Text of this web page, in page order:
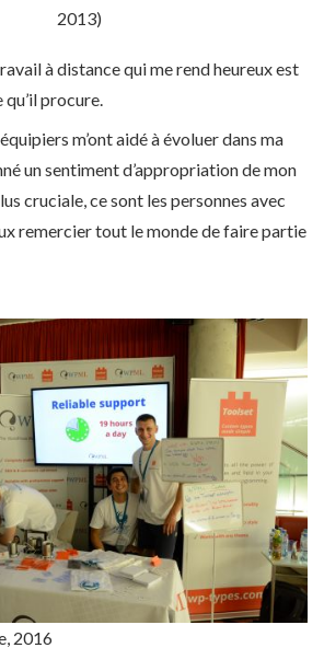
2013)
à distance qui me rend heureux est
procure.
m’ont aidé à évoluer dans ma
un sentiment d’appropriation de mon
cruciale, ce sont les personnes avec
remercier tout le monde de faire partie
2016